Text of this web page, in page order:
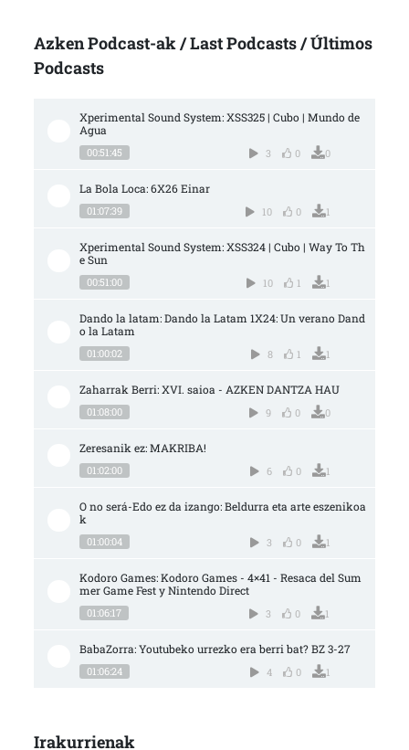
Azken Podcast-ak / Last Podcasts / Últimos
Podcasts
Xperimental Sound System: XSS325 | Cubo | Mundo de
Agua
00:51:45 3 0 0
La Bola Loca: 6X26 Einar
01:07:39 10 0 1
Xperimental Sound System: XSS324 | Cubo | Way To Th
e Sun
00:51:00 10 1 1
Dando la latam: Dando la Latam 1X24: Un verano Dand
o la Latam
01:00:02 8 1 1
Zaharrak Berri: XVI. saioa - AZKEN DANTZA HAU
01:08:00 9 0 0
Zeresanik ez: MAKRIBA!
01:02:00 6 0 1
O no será-Edo ez da izango: Beldurra eta arte eszenikoa
k
01:00:04 3 0 1
Kodoro Games: Kodoro Games - 4×41 - Resaca del Sum
mer Game Fest y Nintendo Direct
01:06:17 3 0 1
BabaZorra: Youtubeko urrezko era berri bat? BZ 3-27
01:06:24 4 0 1
Irakurrienak